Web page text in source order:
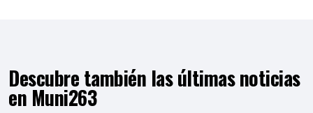
Descubre también las últimas noticias
en Muni263